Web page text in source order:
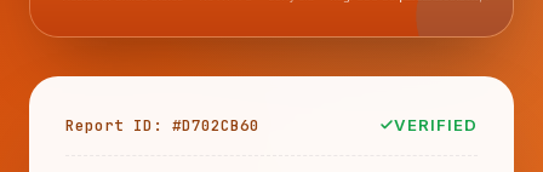
Report ID: #D702CB60 VERIFIED